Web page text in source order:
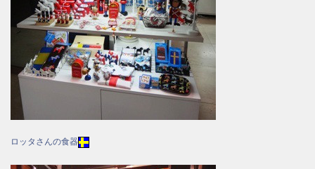
ロッタさんの食器